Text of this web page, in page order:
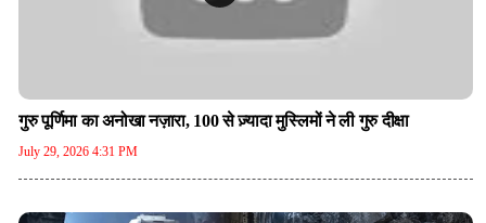
गुरु पूर्णिमा का अनोखा नज़ारा, 100 से ज़्यादा मुस्लिमों ने ली गुरु दीक्षा
July 29, 2026 4:31 PM